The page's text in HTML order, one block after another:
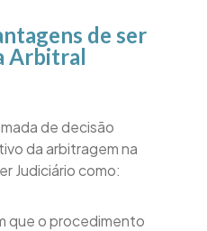
de ser
Arbitral
de decisão
da arbitragem na
Judiciário como:
que o procedimento